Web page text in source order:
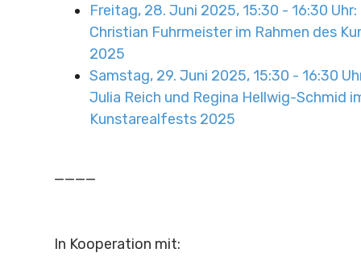
Freitag, 28. Juni 2025, 15:30 - 16:30
Christian Fuhrmeister im Rahmen des
2025
Samstag, 29. Juni 2025, 15:30 - 16:30
Julia Reich und Regina Hellwig-Schmid
Kunstarealfests 2025
____
In Kooperation mit: